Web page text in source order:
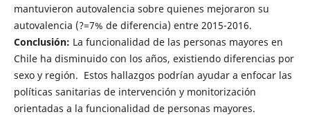
mantuvieron autovalencia sobre quienes mejoraron su
autovalencia (?=7% de diferencia) entre 2015-2016.
Conclusión: La funcionalidad de las personas mayores en
Chile ha disminuido con los años, existiendo diferencias por
sexo y región. Estos hallazgos podrían ayudar a enfocar las
políticas sanitarias de intervención y monitorización
orientadas a la funcionalidad de personas mayores.